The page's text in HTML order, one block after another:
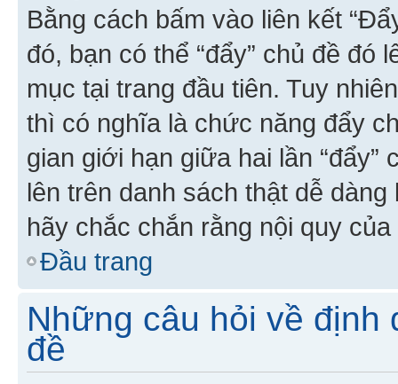
Bằng cách bấm vào liên kết
đó, bạn có thể “đẩy” chủ đề đó
mục tại trang đầu tiên. Tuy
thì có nghĩa là chức năng đẩy
gian giới hạn giữa hai lần “đẩy”
lên trên danh sách thật dễ
hãy chắc chắn rằng nội quy
Đầu trang
Những câu hỏi về định
đề